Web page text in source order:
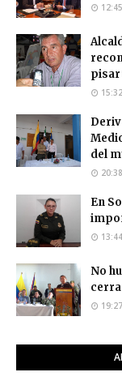
12:45
pisar
15:32
del
20:38
En
13:44
No
19:27